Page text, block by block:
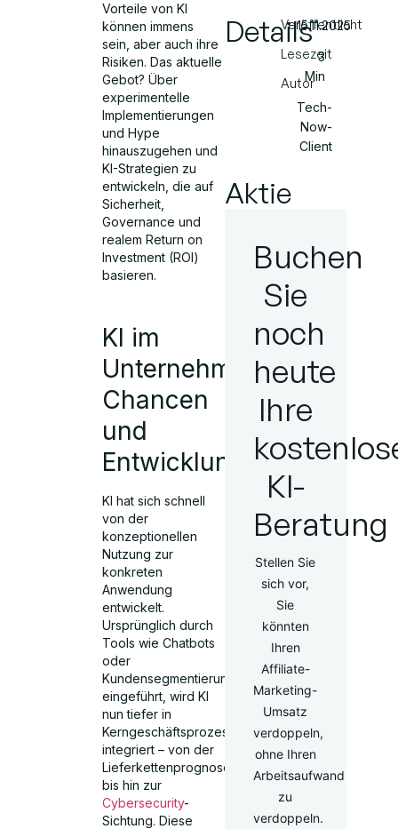
Vorteile von KI
können immens
sein, aber auch ihre
Risiken. Das aktuelle
Gebot? Über
experimentelle
Implementierungen
und Hype
hinauszugehen und
KI-Strategien zu
entwickeln, die auf
Sicherheit,
Governance und
realem Return on
Investment (ROI)
basieren.
KI im
Unternehmen:
Chancen
und
Entwicklung
KI hat sich schnell
von der
konzeptionellen
Nutzung zur
konkreten
Anwendung
entwickelt.
Ursprünglich durch
Tools wie Chatbots
oder
Kundensegmentierungsmodelle
eingeführt, wird KI
nun tiefer in
Kerngeschäftsprozesse
integriert – von der
Lieferkettenprognose
bis hin zur
Cybersecurity-
Sichtung. Diese
DetailsVeröffentlicht
Lesezeit
Autor
15.11.2025
3
Min
Tech-
Now-
Client
Aktie
Buchen
Sie
noch
heute
Ihre
KI-
Beratung
Stellen Sie
sich vor,
Sie
könnten
Ihren
Affiliate-
Marketing-
Umsatz
verdoppeln,
ohne Ihren
Arbeitsaufwand
zu
verdoppeln.